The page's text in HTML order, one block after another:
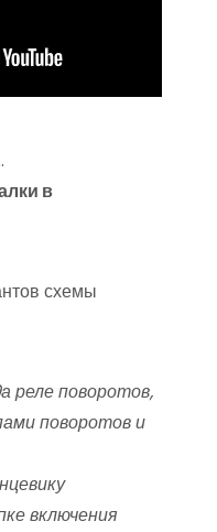
в
схемы
реле поворотов,
поворотов и
включения